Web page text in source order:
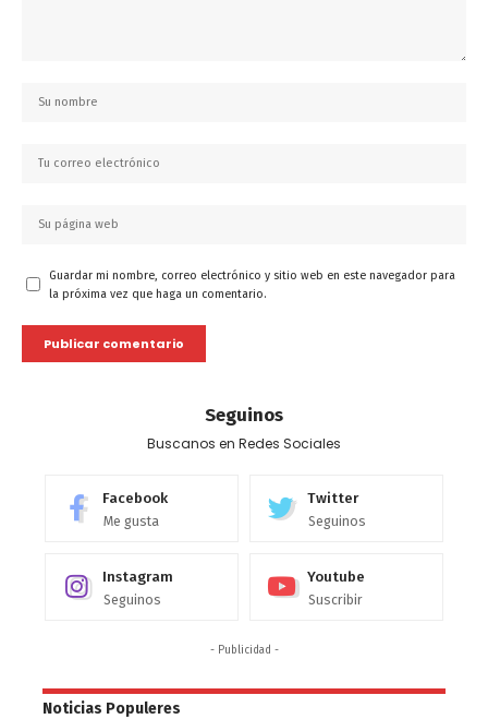
Guardar mi nombre, correo electrónico y sitio web en este navegador para
la próxima vez que haga un comentario.
Seguinos
Buscanos en Redes Sociales
Facebook
Me gusta
Twitter
Seguinos
Instagram
Seguinos
Youtube
Suscribir
- Publicidad -
Noticias Populeres